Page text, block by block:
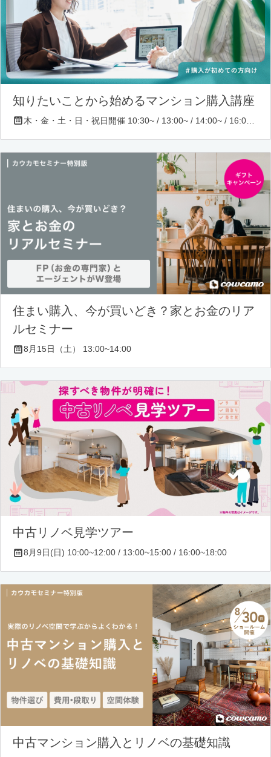
知りたいことから始めるマンション購入講座
住まい購入、今が買いどき？家とお金のリア
ルセミナー
8月15日（土） 13:00~14:00
中古リノベ見学ツアー
8月9日(日) 10:00~12:00 / 13:00~15:00 / 16:00~18:00
中古マンション購入とリノベの基礎知識